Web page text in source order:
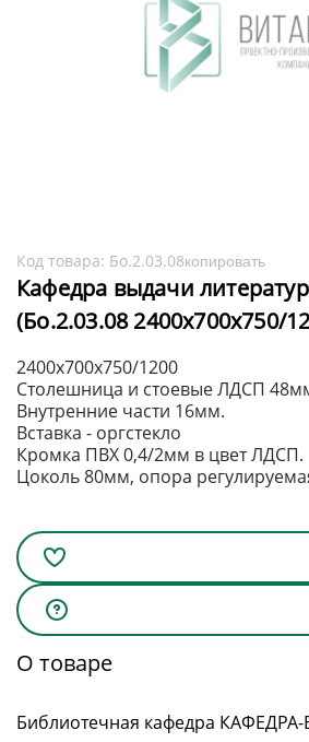
Код товара: Бо.2.03.08копировать
Кафедра выдачи
(Бо.2.03.08 2400х700х750/
Столешница и стоевые ЛДСП
Внутренние части 16мм.
Вставка - оргстекло
Кромка ПВХ 0,4/2мм в цвет ЛДСП.
Цоколь 80мм, опора
2400х700х750/1200
О товаре
Библиотечная кафедра